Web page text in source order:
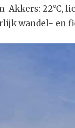
Akkers: 22°C,
wandel- en